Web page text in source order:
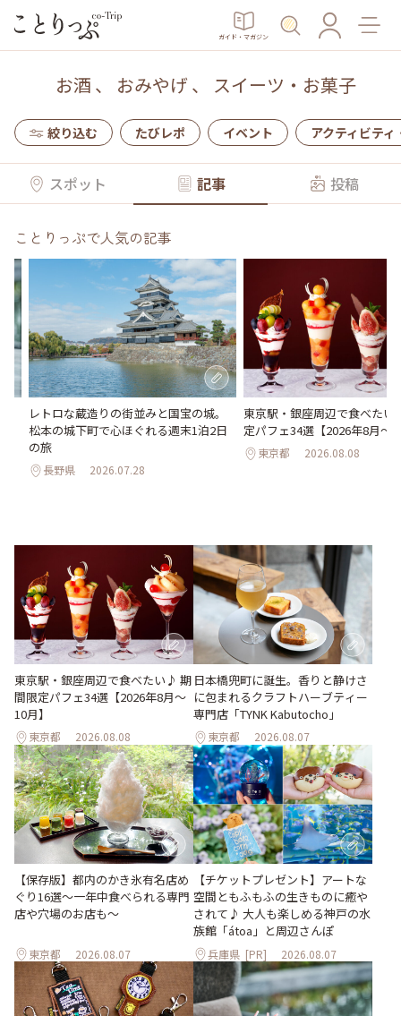
ガイド・マガジン
お酒 、 おみやげ 、 スイーツ・お菓子
絞り込む たびレポ イベント アクティビティ
スポット 記事 投稿
ことりっぷで人気の記事
レトロな蔵造りの街並みと国宝の城。
松本の城下町で心ほぐれる週末1泊2日
の旅
長野県 2026.07.28
東京駅・銀座周辺で食べた
定パフェ34選【2026年8月～
東京都 2026.08.08
東京駅・銀座周辺で食べたい♪ 期
間限定パフェ34選【2026年8月～
10月】
東京都 2026.08.08
日本橋兜町に誕生。香りと静けさ
に包まれるクラフトハーブティー
専門店「TYNK Kabutocho」
東京都 2026.08.07
【保存版】都内のかき氷有名店め
ぐり16選～一年中食べられる専門
店や穴場のお店も～
東京都 2026.08.07
【チケットプレゼント】アートな
空間ともふもふの生きものに癒や
されて♪ 大人も楽しめる神戸の水
族館「átoa」と周辺さんぽ
兵庫県 [PR] 2026.08.07